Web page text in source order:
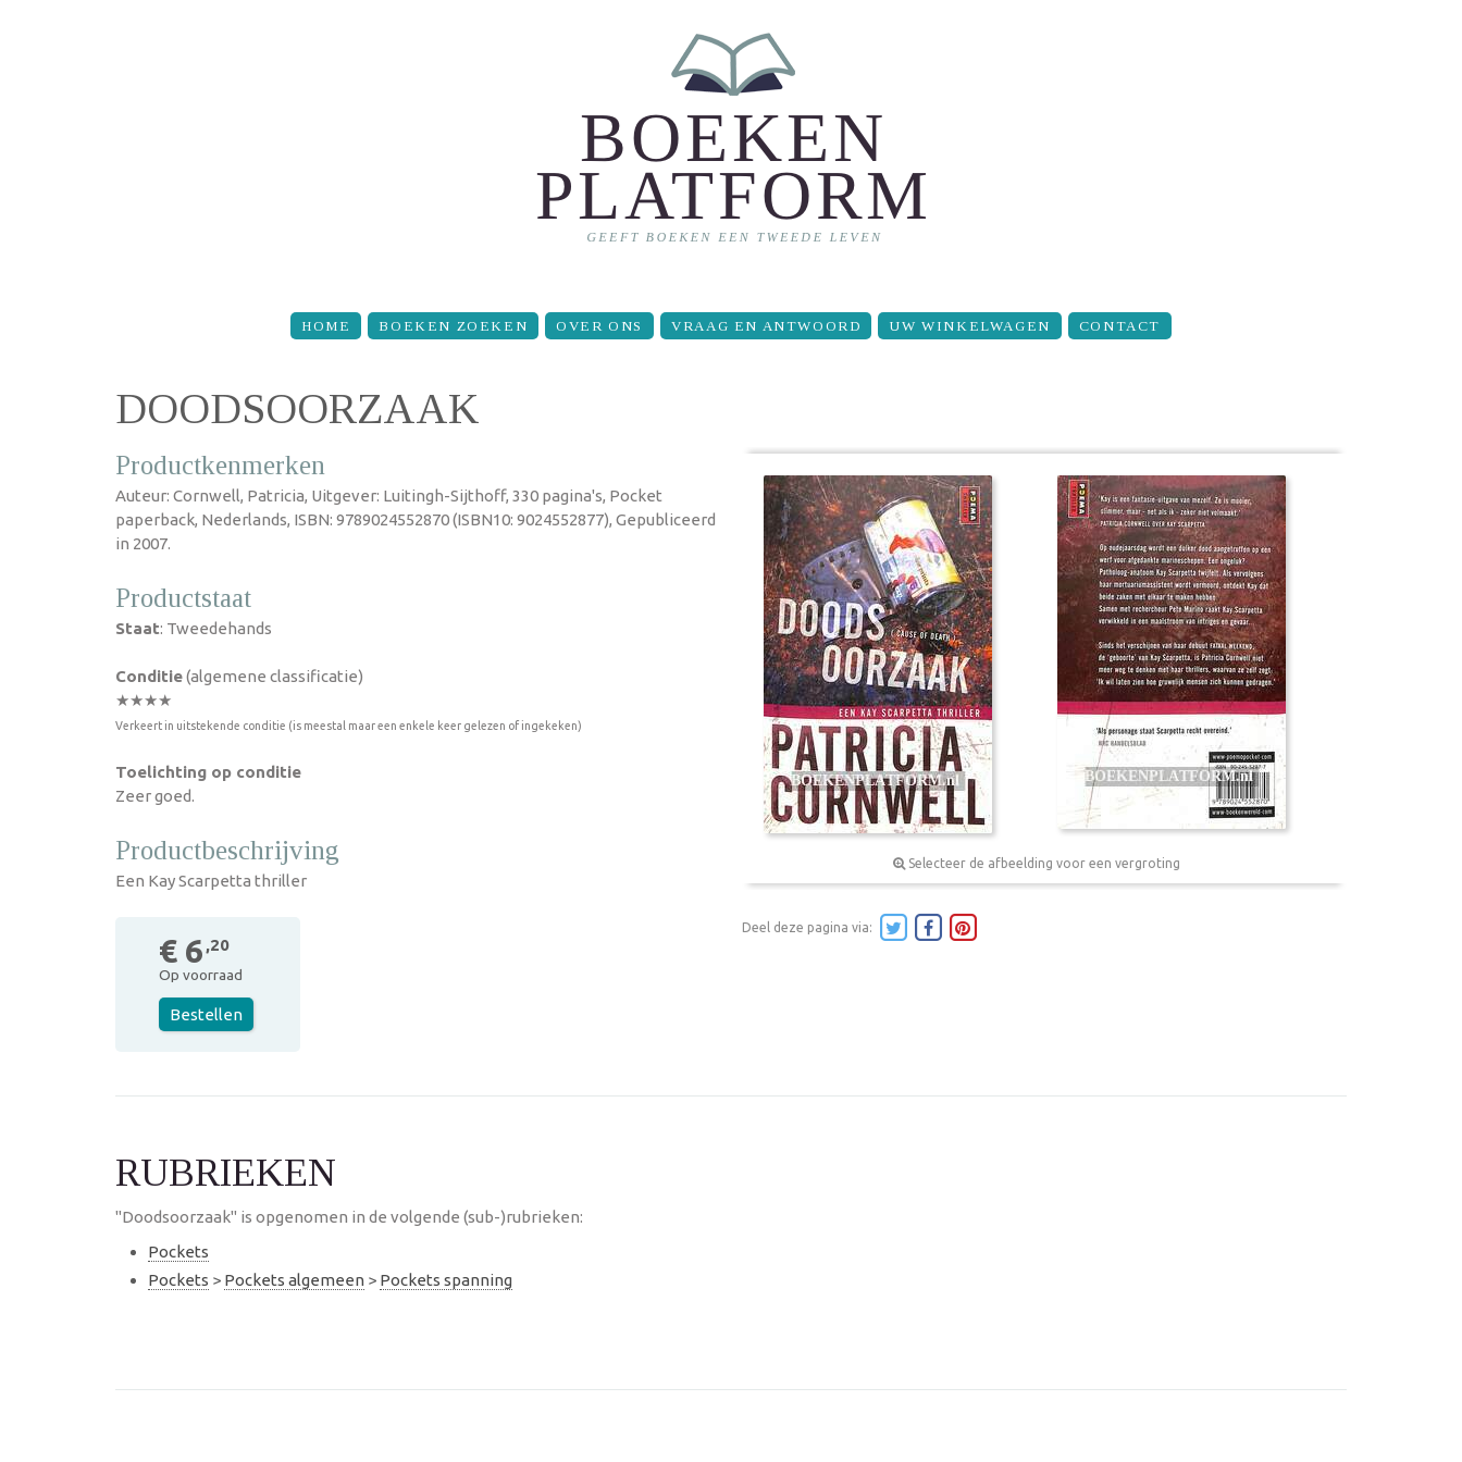
HOME BOEKEN ZOEKEN OVER ONS VRAAG EN ANTWOORD UW WINKELWAGEN CONTACT
DOODSOORZAAK
Productkenmerken
Auteur: Cornwell, Patricia, Uitgever: Luitingh-Sijthoff, 330 pagina's, Pocket
paperback, Nederlands, ISBN: 9789024552870 (ISBN10: 9024552877), Gepubliceerd
in 2007.
Productstaat
Staat: Tweedehands
Conditie(algemene classificatie)
★★★★
Verkeert in uitstekende conditie (is meestal maar een enkele keer gelezen of ingekeken)
Toelichting op conditie
Zeer goed.
Productbeschrijving
Een Kay Scarpetta thriller
€ 6 ,20
Op voorraad
Bestellen
Selecteer de afbeelding voor een vergroting
Deel deze pagina via:
RUBRIEKEN
"Doodsoorzaak" is opgenomen in de volgende (sub-)rubrieken:
Pockets
Pockets > Pockets algemeen > Pockets spanning